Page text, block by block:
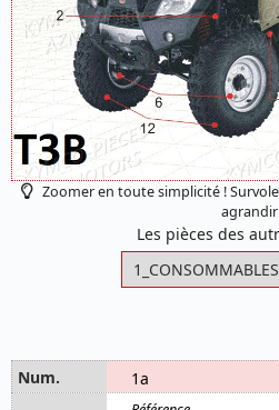
Zoomer en toute simplicité !
agrandir
Les pièces des
1a